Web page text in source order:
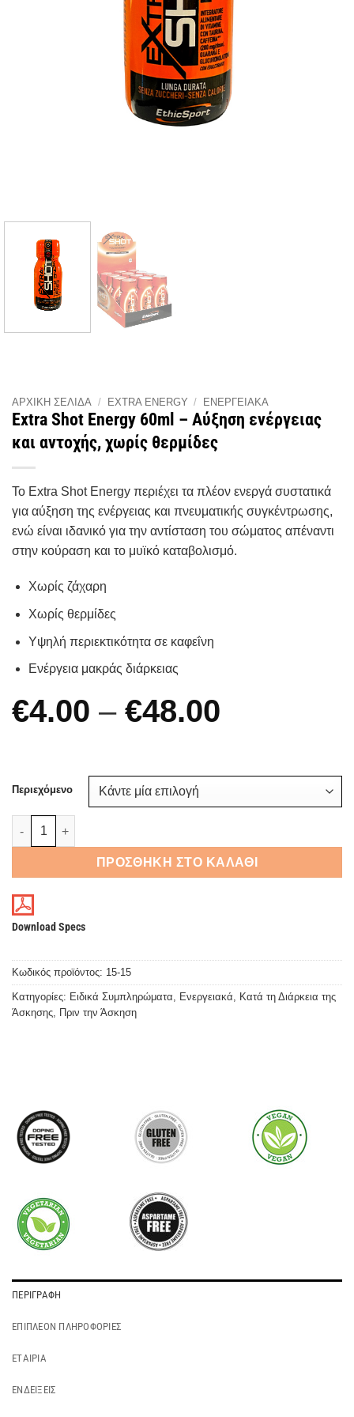
ΑΡΧΙΚΉ ΣΕΛΊΔΑ / EXTRA ENERGY / ΕΝΕΡΓΕΙΑΚΆ
Extra Shot Energy 60ml – Αύξηση ενέργειας
και αντοχής, χωρίς θερμίδες
To Extra Shot Energy περιέχει τα πλέον ενεργά συστατικά
για αύξηση της ενέργειας και πνευματικής συγκέντρωσης,
ενώ είναι ιδανικό για την αντίσταση του σώματος απέναντι
στην κούραση και το μυϊκό καταβολισμό.
Χωρίς ζάχαρη
Χωρίς θερμίδες
Υψηλή περιεκτικότητα σε καφεΐνη
Ενέργεια μακράς διάρκειας
€4.00 – €48.00
€4.00
through
Περιεχόμενο
Extra Shot Energy 60ml - Αύξηση ενέργειας και αντοχής, χωρίς
ΠΡΟΣΘΉΚΗ ΣΤΟ ΚΑΛΆΘΙ
Download Specs
Κωδικός προϊόντος: 15-15
Κατηγορίες: Ειδικά Συμπληρώματα Ενεργειακά
Κατά τη Διάρκεια της
Άσκησης Πριν την Άσκηση
ΠΕΡΙΓΡΑΦΉ
ΕΠΙΠΛΈΟΝ ΠΛΗΡΟΦΟΡΊΕΣ
ΕΤΑΙΡΊΑ
ΕΝΔΕΊΞΕΙΣ